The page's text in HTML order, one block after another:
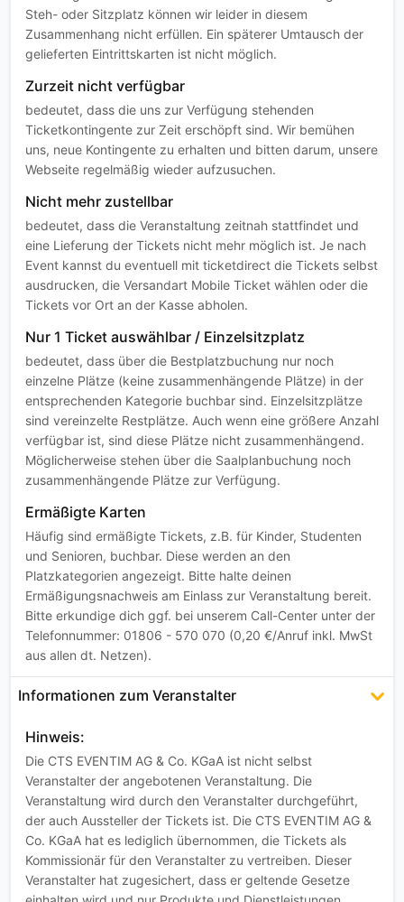
Steh- oder Sitzplatz können wir leider in diesem
Zusammenhang nicht erfüllen. Ein späterer Umtausch der
gelieferten Eintrittskarten ist nicht möglich.
Zurzeit nicht verfügbar
bedeutet, dass die uns zur Verfügung stehenden
Ticketkontingente zur Zeit erschöpft sind. Wir bemühen
uns, neue Kontingente zu erhalten und bitten darum, unsere
Webseite regelmäßig wieder aufzusuchen.
Nicht mehr zustellbar
bedeutet, dass die Veranstaltung zeitnah stattfindet und
eine Lieferung der Tickets nicht mehr möglich ist. Je nach
Event kannst du eventuell mit ticketdirect die Tickets selbst
ausdrucken, die Versandart Mobile Ticket wählen oder die
Tickets vor Ort an der Kasse abholen.
Nur 1 Ticket auswählbar / Einzelsitzplatz
bedeutet, dass über die Bestplatzbuchung nur noch
einzelne Plätze (keine zusammenhängende Plätze) in der
entsprechenden Kategorie buchbar sind. Einzelsitzplätze
sind vereinzelte Restplätze. Auch wenn eine größere Anzahl
verfügbar ist, sind diese Plätze nicht zusammenhängend.
Möglicherweise stehen über die Saalplanbuchung noch
zusammenhängende Plätze zur Verfügung.
Ermäßigte Karten
Häufig sind ermäßigte Tickets, z.B. für Kinder, Studenten
und Senioren, buchbar. Diese werden an den
Platzkategorien angezeigt. Bitte halte deinen
Ermäßigungsnachweis am Einlass zur Veranstaltung bereit.
Bitte erkundige dich ggf. bei unserem Call-Center unter der
Telefonnummer: 01806 - 570 070 (0,20 €/Anruf inkl. MwSt
aus allen dt. Netzen).
Informationen zum Veranstalter
Hinweis:
Die CTS EVENTIM AG & Co. KGaA ist nicht selbst
Veranstalter der angebotenen Veranstaltung. Die
Veranstaltung wird durch den Veranstalter durchgeführt,
der auch Aussteller der Tickets ist. Die CTS EVENTIM AG &
Co. KGaA hat es lediglich übernommen, die Tickets als
Kommissionär für den Veranstalter zu vertreiben. Dieser
Veranstalter hat zugesichert, dass er geltende Gesetze